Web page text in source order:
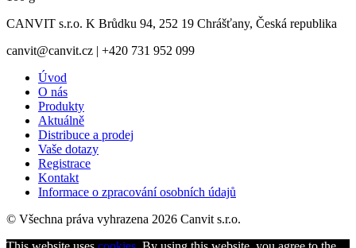
CANVIT s.r.o. K Brůdku 94, 252 19 Chrášťany, Česká republika
canvit@canvit.cz | +420 731 952 099
Úvod
O nás
Produkty
Aktuálně
Distribuce a prodej
Vaše dotazy
Registrace
Kontakt
Informace o zpracování osobních údajů
© Všechna práva vyhrazena 2026 Canvit s.r.o.